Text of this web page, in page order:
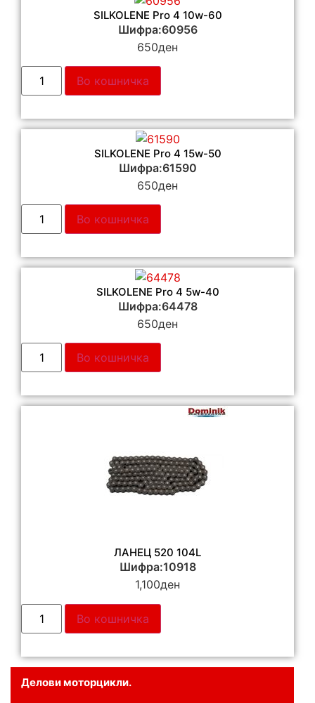
Делови моторцикли.
SILKOLENE Pro 4 10w-60
Шифра:60956
650ден
Во кошничка
SILKOLENE Pro 4 15w-50
Шифра:61590
650ден
Во кошничка
SILKOLENE Pro 4 5w-40
Шифра:64478
650ден
Во кошничка
ЛАНЕЦ 520 104L
Шифра:10918
1,100ден
Во кошничка